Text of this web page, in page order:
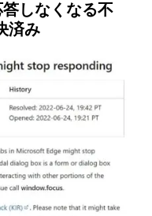
しなくなる不
済み